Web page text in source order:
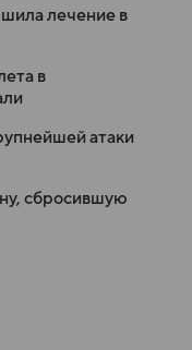
лечение в
в
атаки
сбросившую